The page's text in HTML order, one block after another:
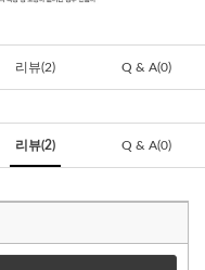
리뷰(2) Q & A(0)
리뷰(2) Q & A(0)